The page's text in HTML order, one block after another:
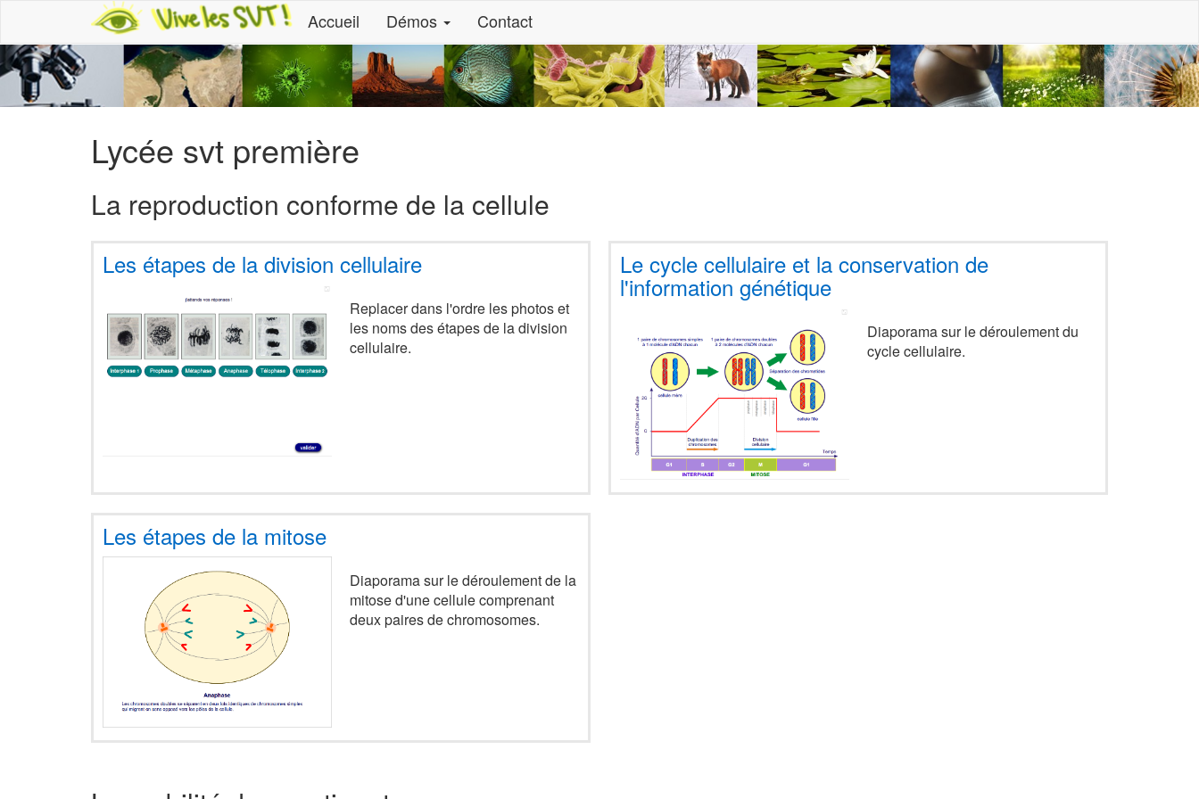
Accueil Démos Contact
Lycée svt première
La reproduction conforme de la cellule
Les étapes de la division cellulaire
Replacer dans l'ordre les photos et
les noms des étapes de la division
cellulaire.
Le cycle cellulaire et la conservation de
l'information génétique
Diaporama sur le déroulement du
cycle cellulaire.
Les étapes de la mitose
Diaporama sur le déroulement de la
mitose d'une cellule comprenant
deux paires de chromosomes.